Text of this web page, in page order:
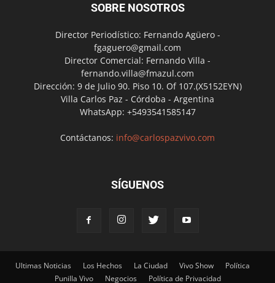
SOBRE NOSOTROS
Director Periodístico: Fernando Agüero -
fgaguero@gmail.com
Director Comercial: Fernando Villa -
fernando.villa@fmazul.com
Dirección: 9 de Julio 90. Piso 10. Of 107.(X5152EYN)
Villa Carlos Paz - Córdoba - Argentina
WhatsApp: +5493541585147
Contáctanos: info@carlospazvivo.com
SÍGUENOS
Ultimas Noticias Los Hechos La Ciudad Vivo Show
Política
Punilla Vivo
Negocios Política de Privacidad